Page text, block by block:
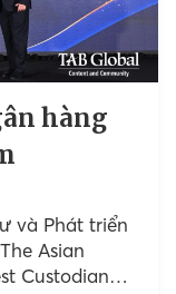
hàng
và Phát triển
Asian
Custodian